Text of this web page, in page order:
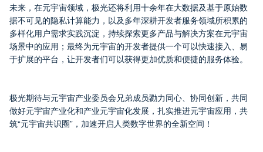
未来，在元宇宙领域，极光还将利用十余年在大数据及基于原始数
据不可见的隐私计算能力，以及多年深耕开发者服务领域所积累的
多样化用户需求实践沉淀，持续探索更多产品与解决方案在元宇宙
场景中的应用；最终为元宇宙的开发者提供一个可以快速接入、易
于扩展的平台，让开发者们可以获得更加优质和便捷的服务体验。
极光期待与元宇宙产业委员会兄弟成员勠力同心、协同创新，共同
做好元宇宙产业化和产业元宇宙化发展，扎实推进元宇宙应用，共
筑“元宇宙共识圈”，加速开启人类数字世界的全新空间！